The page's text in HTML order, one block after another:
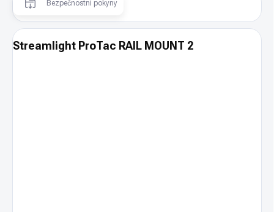
Bezpečnostní pokyny
Streamlight ProTac RAIL MOUNT 2